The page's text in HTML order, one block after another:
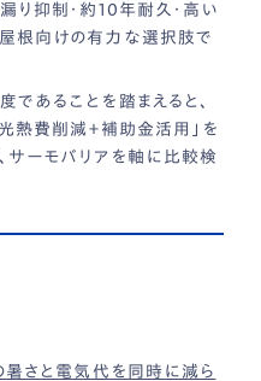
り抑制・約10年耐久・高い
根向けの有力な選択肢で
あることを踏まえると、
熱費削減＋補助金活用」を
サーモバリアを軸に比較検
暑さと電気代を同時に減ら